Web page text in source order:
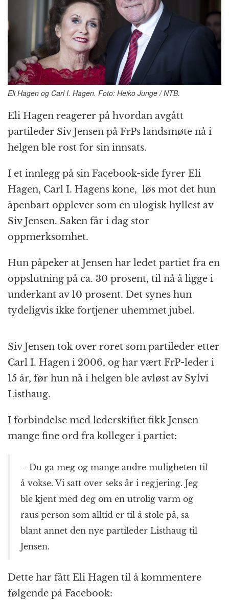
o
k
e
r
p
at m
Eli Hagen og Carl I. Hagen. Foto: Heiko Junge / NTB.
Eli Hagen reagerer på hvordan avgått
partileder Siv Jensen på FrPs landsmøte nå i
helgen ble rost for sin innsats.
I et innlegg på sin Facebook-side fyrer Eli
Hagen, Carl I. Hagens kone, løs mot det hun
åpenbart opplever som en ulogisk hyllest av
Siv Jensen. Saken får i dag stor
oppmerksomhet.
Hun påpeker at Jensen har ledet partiet fra en
oppslutning på ca. 30 prosent, til nå å ligge i
underkant av 10 prosent. Det synes hun
tydeligvis ikke fortjener uhemmet jubel.
Siv Jensen tok over roret som partileder etter
Carl I. Hagen i 2006, og har vært FrP-leder i
15 år, før hun nå i helgen ble avløst av Sylvi
Listhaug.
I forbindelse med lederskiftet fikk Jensen
mange fine ord fra kolleger i partiet:
– Du ga meg og mange andre muligheten til
å vokse. Vi satt over seks år i regjering. Jeg
ble kjent med deg om en utrolig varm og
raus person som alltid er til å stole på, sa
blant annet den nye partileder Listhaug til
Jensen.
Dette har fått Eli Hagen til å kommentere
følgende på Facebook: